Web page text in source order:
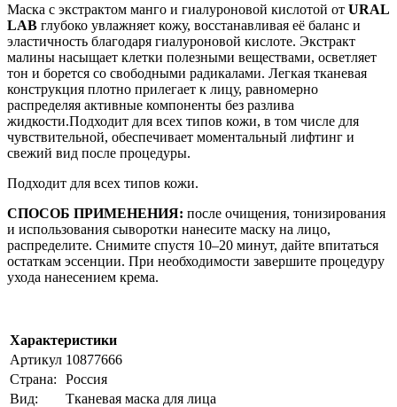
Маска с экстрактом манго и гиалуроновой кислотой от URAL
LAB глубоко увлажняет кожу, восстанавливая её баланс и
эластичность благодаря гиалуроновой кислоте. Экстракт
малины насыщает клетки полезными веществами, осветляет
тон и борется со свободными радикалами. Легкая тканевая
конструкция плотно прилегает к лицу, равномерно
распределяя активные компоненты без разлива
жидкости.Подходит для всех типов кожи, в том числе для
чувствительной, обеспечивает моментальный лифтинг и
свежий вид после процедуры.
Подходит для всех типов кожи.
СПОСОБ ПРИМЕНЕНИЯ: после очищения, тонизирования
и использования сыворотки нанесите маску на лицо,
распределите. Снимите спустя 10–20 минут, дайте впитаться
остаткам эссенции. При необходимости завершите процедуру
ухода нанесением крема.
Характеристики
Артикул 10877666
Страна:
Россия
Вид:
Тканевая маска для лица